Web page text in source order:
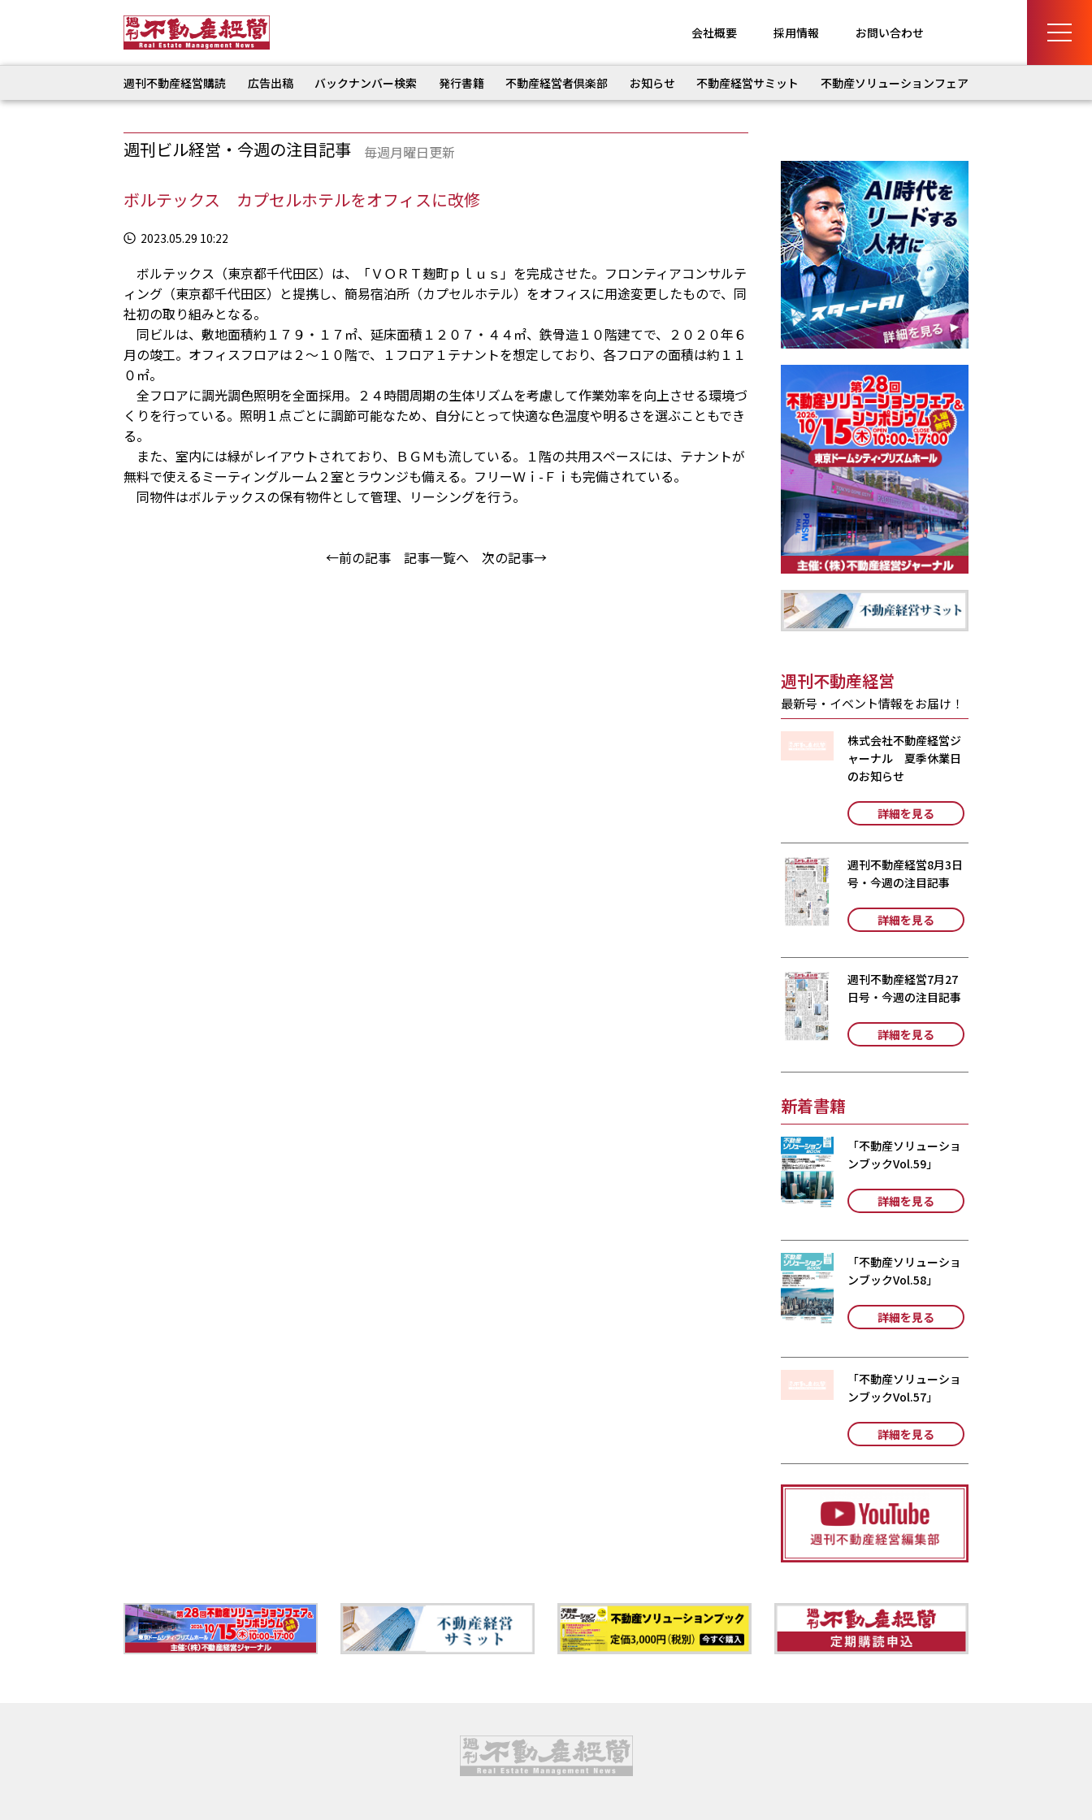
会社概要 採用情報 お問い合わせ
週刊不動産経営購読 広告出稿 バックナンバー検索 発行書籍 不動産経営者倶楽部 お知らせ 不動産経営サミット 不動産ソリューションフェア
週刊ビル経営・今週の注目記事 毎週月曜日更新
ボルテックス カプセルホテルをオフィスに改修
2023.05.29 10:22
ボルテックス（東京都千代田区）は、「ＶＯＲＴ麹町ｐｌｕｓ」を完成させた。フロンティアコンサルテ
ィング（東京都千代田区）と提携し、簡易宿泊所（カプセルホテル）をオフィスに用途変更したもので、同
社初の取り組みとなる。
同ビルは、敷地面積約１７９・１７㎡、延床面積１２０７・４４㎡、鉄骨造１０階建てで、２０２０年６
月の竣工。オフィスフロアは２～１０階で、１フロア１テナントを想定しており、各フロアの面積は約１１
０㎡。
全フロアに調光調色照明を全面採用。２４時間周期の生体リズムを考慮して作業効率を向上させる環境づ
くりを行っている。照明１点ごとに調節可能なため、自分にとって快適な色温度や明るさを選ぶこともでき
る。
また、室内には緑がレイアウトされており、ＢＧＭも流している。１階の共用スペースには、テナントが
無料で使えるミーティングルーム２室とラウンジも備える。フリーＷｉ-Ｆｉも完備されている。
同物件はボルテックスの保有物件として管理、リーシングを行う。
←前の記事 記事一覧へ 次の記事→
週刊不動産経営
最新号・イベント情報をお届け！
株式会社不動産経営ジ
ャーナル 夏季休業日
のお知らせ
詳細を見る
週刊不動産経営8月3日
号・今週の注目記事
詳細を見る
週刊不動産経営7月27
日号・今週の注目記事
詳細を見る
新着書籍
「不動産ソリューショ
ンブックVol.59」
詳細を見る
「不動産ソリューショ
ンブックVol.58」
詳細を見る
「不動産ソリューショ
ンブックVol.57」
詳細を見る